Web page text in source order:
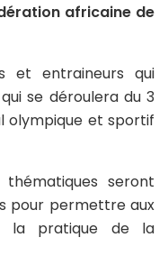
africaine de
et entraineurs qui
se déroulera du 3
olympique et sportif
seront
pour permettre aux
la pratique de la